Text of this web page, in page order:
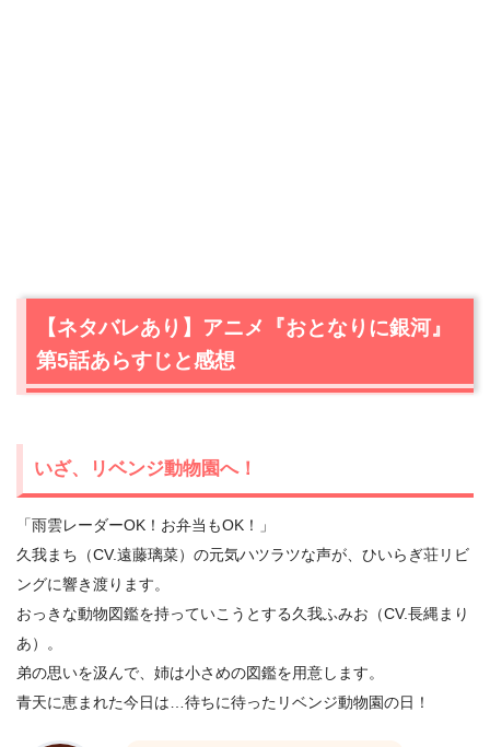
【ネタバレあり】アニメ『おとなりに銀河』
第5話あらすじと感想
いざ、リベンジ動物園へ！
「雨雲レーダーOK！お弁当もOK！」
久我まち（CV.遠藤璃菜）の元気ハツラツな声が、ひいらぎ荘リビ
ングに響き渡ります。
おっきな動物図鑑を持っていこうとする久我ふみお（CV.長縄まり
あ）。
弟の思いを汲んで、姉は小さめの図鑑を用意します。
青天に恵まれた今日は…待ちに待ったリベンジ動物園の日！